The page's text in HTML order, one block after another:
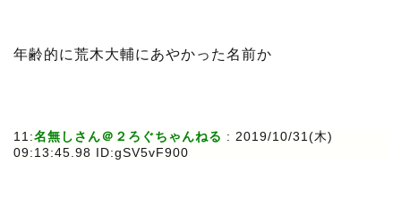
年齢的に荒木大輔にあやかった名前か
11:名無しさん＠２ろぐちゃんねる : 2019/10/31(木)
09:13:45.98 ID:gSV5vF900